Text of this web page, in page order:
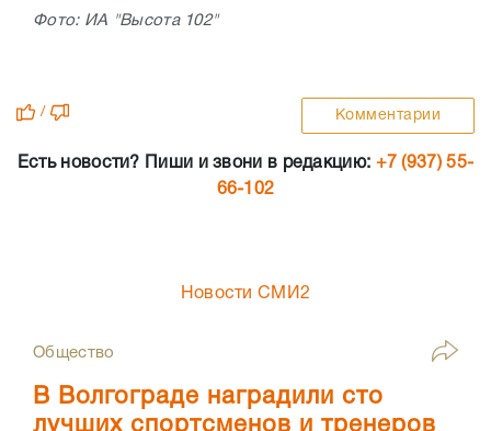
Фото: ИА "Высота 102"
/ Комментарии
Есть новости? Пиши и звони в редакцию: +7 (937) 55-
66-102
Новости СМИ2
Общество
В Волгограде наградили сто
лучших спортсменов и тренеров